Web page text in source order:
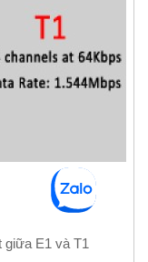
E1 và T1